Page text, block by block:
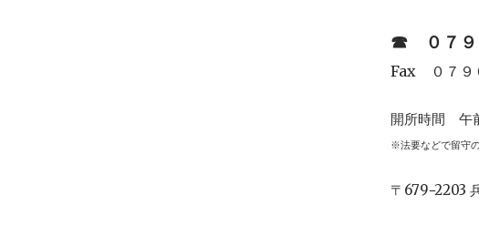
☎︎ ０７
Fax ０７９
開所時間 午
※法要などで留守
〒679−2203